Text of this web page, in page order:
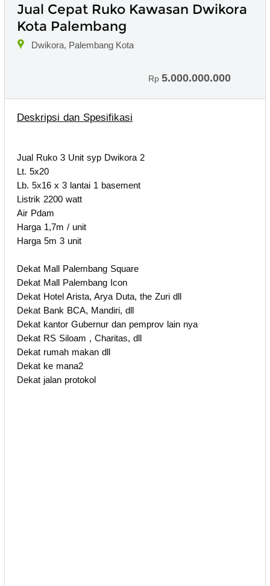
Jual Cepat Ruko Kawasan Dwikora
Kota Palembang
Dwikora, Palembang Kota
Rp 5.000.000.000
Deskripsi dan Spesifikasi
Jual Ruko 3 Unit syp Dwikora 2
Lt. 5x20
Lb. 5x16 x 3 lantai 1 basement
Listrik 2200 watt
Air Pdam
Harga 1,7m / unit
Harga 5m 3 unit
Dekat Mall Palembang Square
Dekat Mall Palembang Icon
Dekat Hotel Arista, Arya Duta, the Zuri dll
Dekat Bank BCA, Mandiri, dll
Dekat kantor Gubernur dan pemprov lain nya
Dekat RS Siloam , Charitas, dll
Dekat rumah makan dll
Dekat ke mana2
Dekat jalan protokol